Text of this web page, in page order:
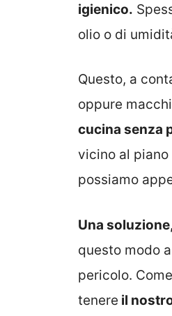
igienico.
olio o di
Questo, a
oppure
cucina senza
vicino al
possiamo
Una
questo modo
pericolo.
tenere il